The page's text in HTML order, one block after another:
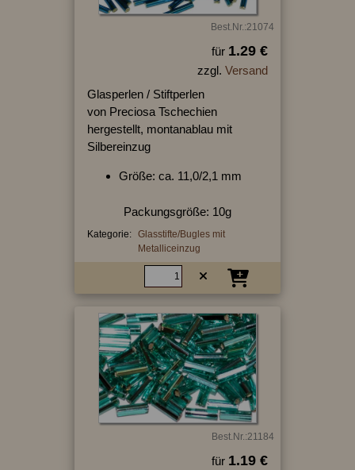
Best.Nr.:21074
für 1.29 €
zzgl. Versand
Glasperlen / Stiftperlen
von Preciosa Tschechien
hergestellt, montanablau mit
Silbereinzug
Größe: ca. 11,0/2,1 mm
Packungsgröße: 10g
Kategorie: Glasstifte/Bugles mit
Metalliceinzug
Best.Nr.:21184
für 1.19 €